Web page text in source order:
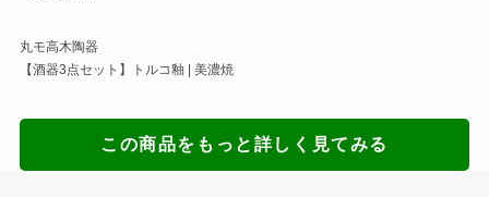
丸モ高木陶器
【酒器3点セット】トルコ釉 | 美濃焼
この商品をもっと詳しく見てみる